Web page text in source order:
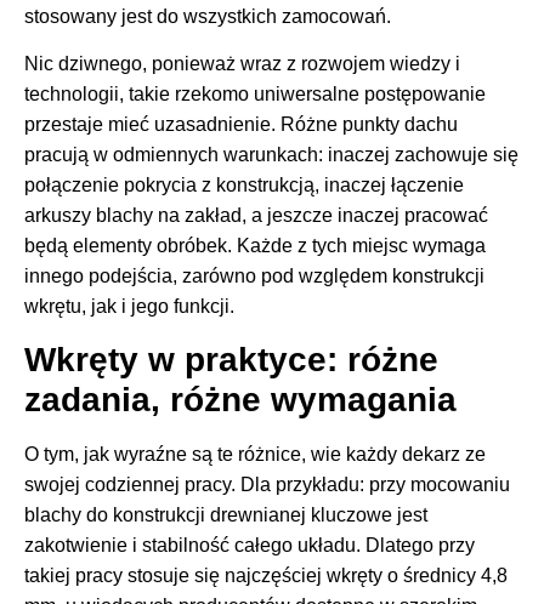
stosowany jest do wszystkich zamocowań.
Nic dziwnego, ponieważ wraz z rozwojem wiedzy i
technologii, takie rzekomo uniwersalne postępowanie
przestaje mieć uzasadnienie. Różne punkty dachu
pracują w odmiennych warunkach: inaczej zachowuje się
połączenie pokrycia z konstrukcją, inaczej łączenie
arkuszy blachy na zakład, a jeszcze inaczej pracować
będą elementy obróbek. Każde z tych miejsc wymaga
innego podejścia, zarówno pod względem konstrukcji
wkrętu, jak i jego funkcji.
Wkręty w praktyce: różne
zadania, różne wymagania
O tym, jak wyraźne są te różnice, wie każdy dekarz ze
swojej codziennej pracy. Dla przykładu: przy mocowaniu
blachy do konstrukcji drewnianej kluczowe jest
zakotwienie i stabilność całego układu. Dlatego przy
takiej pracy stosuje się najczęściej wkręty o średnicy 4,8